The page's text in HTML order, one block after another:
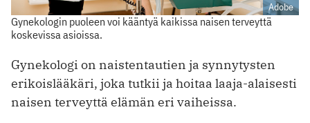
Adobe
Gynekologin puoleen voi kääntyä kaikissa naisen terveyttä
koskevissa asioissa.
Gynekologi on naistentautien ja synnytysten
erikoislääkäri, joka tutkii ja hoitaa laaja-alaisesti
naisen terveyttä elämän eri vaiheissa.